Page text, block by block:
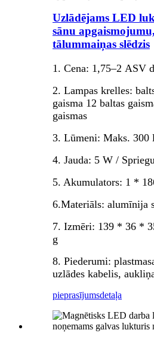
Uzlādējams LED
sānu
tālummaiņas slēdzis
1. Cena: 1,75–2 ASV
2. Lampas krelles:
gaisma 12 baltas
gaismas
3. Lūmeni: Maks. 300
4. Jauda: 5 W /
5. Akumulators: 1 *
6.Materiāls: alumīnija
7. Izmēri: 139 * 36 *
g
8. Piederumi:
uzlādes kabelis,
pieprasījumsdetaļa